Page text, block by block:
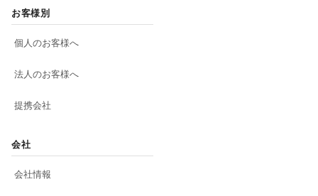
お客様別
個人のお客様へ
法人のお客様へ
提携会社
会社
会社情報